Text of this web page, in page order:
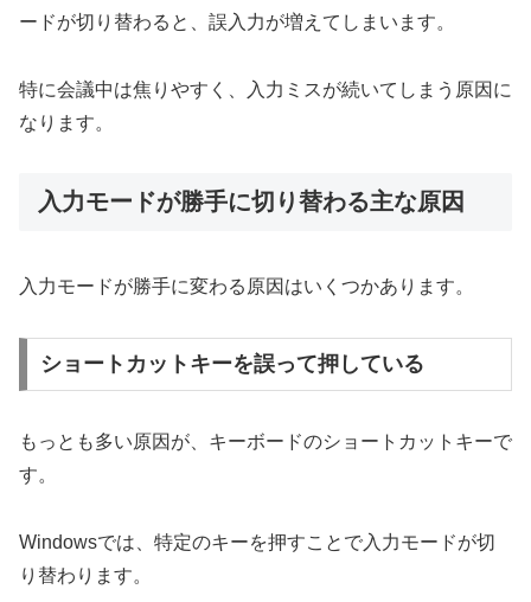
ードが切り替わると、誤入力が増えてしまいます。
特に会議中は焦りやすく、入力ミスが続いてしまう原因に
なります。
入力モードが勝手に切り替わる主な原因
入力モードが勝手に変わる原因はいくつかあります。
ショートカットキーを誤って押している
もっとも多い原因が、キーボードのショートカットキーで
す。
Windowsでは、特定のキーを押すことで入力モードが切
り替わります。